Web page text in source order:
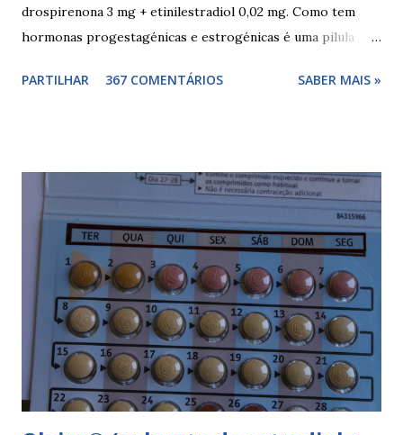
drospirenona 3 mg + etinilestradiol 0,02 mg. Como tem
hormonas progestagénicas e estrogénicas é uma pilula
componentes. Composição da yasminelle®: lactose mono-
A pilula yasminelle® deve ser tomada todos os dias, no
mesmo horário, durante 21 dias, após os quais deve fazer 7
dias de pausa (semana de descanso ou pausa), durante estes
7 dias descerá o período menstrual, normalmente no 3° ou
4° dia da pausa. As caixas seguintes deverão ser tomadas
seguindo o esquema 1+7+21+7+21.... . Como iniciar a
yasminelle® Para iniciar a pilula yasminelle® a mulher deve
esperar pelo primeiro dia da menstruação e iniciar a pilula
correspondente ao dia...
PARTILHAR 367 COMENTÁRIOS SABER MAIS »